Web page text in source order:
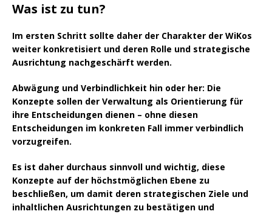
Was ist zu tun?
Im ersten Schritt sollte daher der Charakter der WiKos
weiter konkretisiert und deren Rolle und strategische
Ausrichtung nachgeschärft werden.
Abwägung und Verbindlichkeit hin oder her: Die
Konzepte sollen der Verwaltung als Orientierung für
ihre Entscheidungen dienen – ohne diesen
Entscheidungen im konkreten Fall immer verbindlich
vorzugreifen.
Es ist daher durchaus sinnvoll und wichtig, diese
Konzepte auf der höchstmöglichen Ebene zu
beschließen, um damit deren strategischen Ziele und
inhaltlichen Ausrichtungen zu bestätigen und